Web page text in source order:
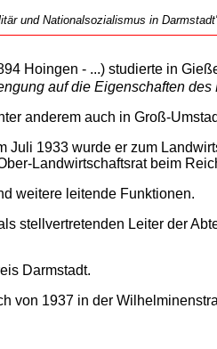
und Nationalsozialismus in
Hoingen - ...) studierte in
auf die Eigenschaften
anderem auch in Groß-
Juli 1933 wurde er zum
Landwirtschaftsrat beim
weitere leitende Funktionen.
stellvertretenden Leiter der
Darmstadt.
von 1937 in der